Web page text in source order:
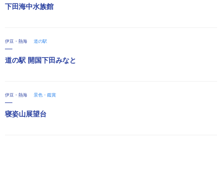
下田海中水族館
伊豆・熱海 道の駅
道の駅 開国下田みなと
伊豆・熱海 景色・鑑賞
寝姿山展望台